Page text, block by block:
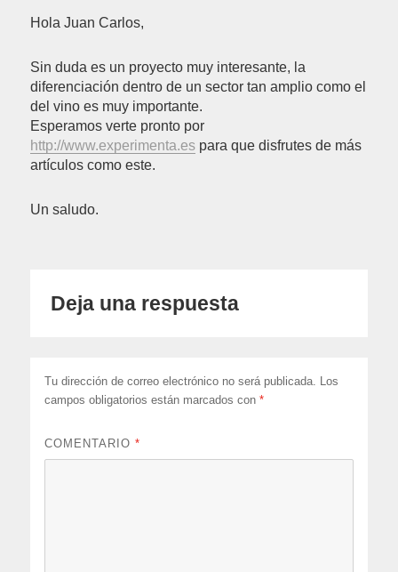
Hola Juan Carlos,
Sin duda es un proyecto muy interesante, la
diferenciación dentro de un sector tan amplio como el
del vino es muy importante.
Esperamos verte pronto por
http://www.experimenta.es para que disfrutes de más
artículos como este.
Un saludo.
Deja una respuesta
Tu dirección de correo electrónico no será publicada. Los
campos obligatorios están marcados con*
COMENTARIO*